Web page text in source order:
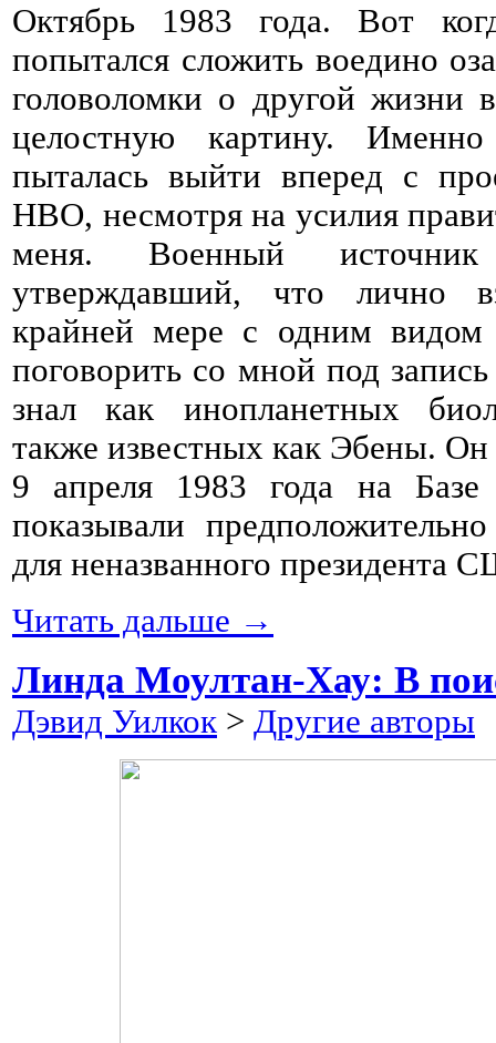
Октябрь 1983 года. Вот
попытался сложить воедино
головоломки о другой жизни
целостную картину.
пыталась выйти вперед с
HBO, несмотря на усилия
меня. Военный
утверждавший, что лично
крайней мере с одним видом
поговорить со мной под
знал как инопланетных
также известных как Эбены. Он
9 апреля 1983 года на
показывали
для неназванного президента
Читать дальше →
Линда Моултан-Хау: В
Дэвид Уилкок > Другие авторы